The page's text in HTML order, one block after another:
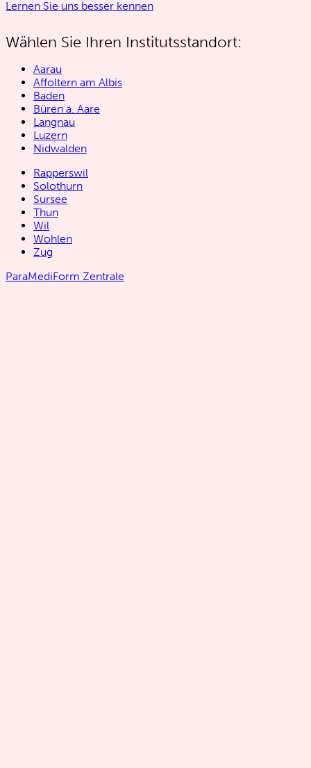
Lernen Sie uns besser kennen
Wählen Sie Ihren Institutsstandort:
Aarau
Affoltern am Albis
Baden
Büren a. Aare
Langnau
Luzern
Nidwalden
Rapperswil
Solothurn
Sursee
Thun
Wil
Wohlen
Zug
ParaMediForm Zentrale